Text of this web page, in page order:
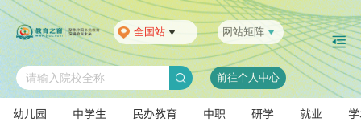
全国站 网站矩阵
请输入院校全称 前往个人中心
幼儿园 中学生 民办教育 中职 研学 就业